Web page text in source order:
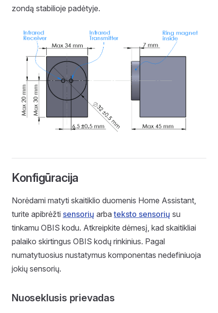
zondą stabilioje padėtyje.
Konfigūracija
Norėdami matyti skaitiklio duomenis Home Assistant,
turite apibrėžti sensorių arbateksto sensorių su
tinkamu OBIS kodu. Atkreipkite dėmesį, kad skaitikliai
palaiko skirtingus OBIS kodų rinkinius. Pagal
numatytuosius nustatymus komponentas nedefiniuoja
jokių sensorių.
Nuoseklusis prievadas